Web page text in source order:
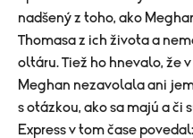
nadšený z toho, ako
Thomasa z ich života a
oltáru.Tiež ho hnevalo, že
Meghan nezavolala ani
s otázkou, ako sa majú a či
Express v tom čase povedal: